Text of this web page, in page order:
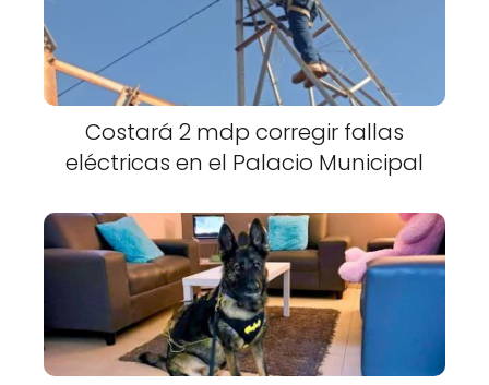
Costará 2 mdp corregir fallas
eléctricas en el Palacio Municipal